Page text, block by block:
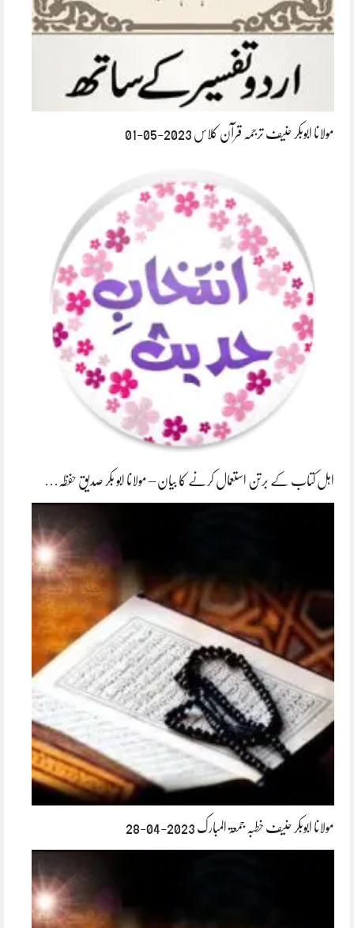
مولانا ابوبکر حنیف ترجمہ قرآن کلاس 2023-05-01
اہل کتاب کے برتن استعمال کرنے کا بیان – مولانا ابو بکر صدیق حفظہ…
مولانا ابوبکر حنیف خطبہ جمعۃ المبارک 2023-04-28